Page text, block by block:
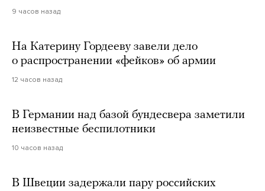
9 часов назад
На Катерину Гордееву завели дело
о распространении «фейков» об армии
12 часов назад
В Германии над базой бундесвера заметили
неизвестные беспилотники
10 часов назад
В Швеции задержали пару российских